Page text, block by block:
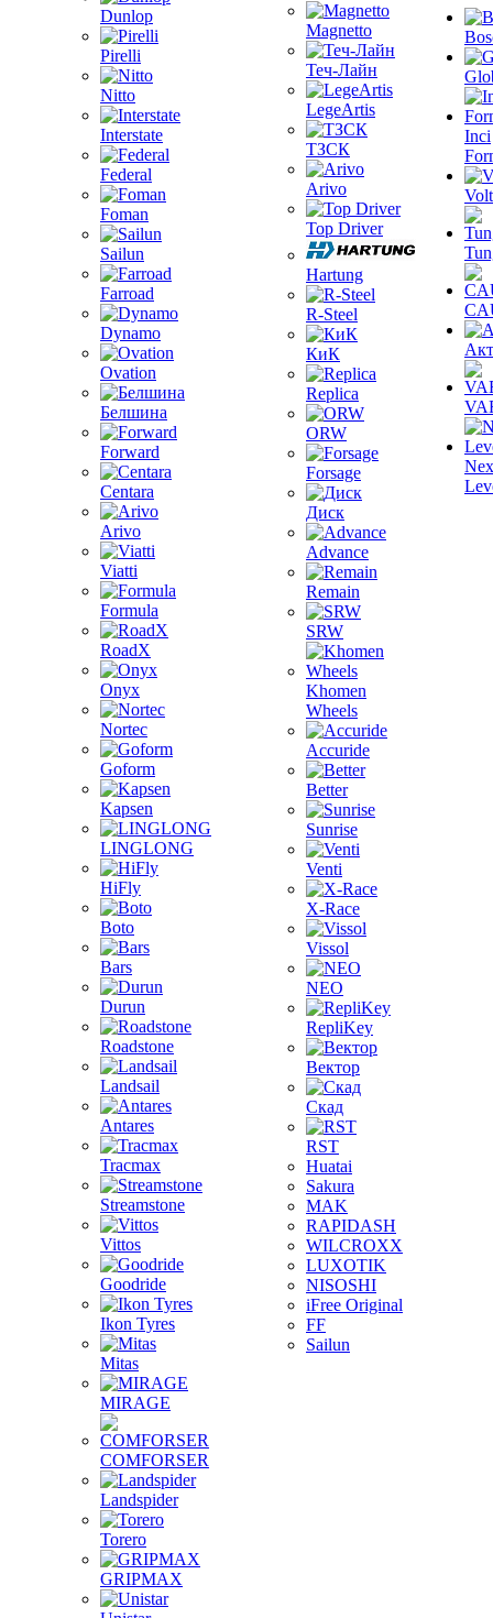
Dunlop
Pirelli
Nitto
Interstate
Federal
Foman
Sailun
Farroad
Dynamo
Ovation
Белшина
Forward
Centara
Arivo
Viatti
Formula
RoadX
Onyx
Nortec
Goform
Kapsen
LINGLONG
HiFly
Boto
Bars
Durun
Roadstone
Landsail
Antares
Tracmax
Streamstone
Vittos
Goodride
Ikon Tyres
Mitas
MIRAGE
COMFORSER
Landspider
Torero
GRIPMAX
Magnetto
Теч-Лайн
LegeArtis
ТЗСК
Arivo
Top Driver
Hartung
R-Steel
КиК
Replica
ORW
Forsage
Диск
Advance
Remain
SRW
Khomen
Wheels
Accuride
Better
Sunrise
Venti
X-Race
Vissol
NEO
RepliKey
Вектор
Скад
RST
Huatai
Sakura
MAK
RAPIDASH
WILCROXX
LUXOTIK
NISOSHI
iFree Original
FF
Sailun
Inci
Volt